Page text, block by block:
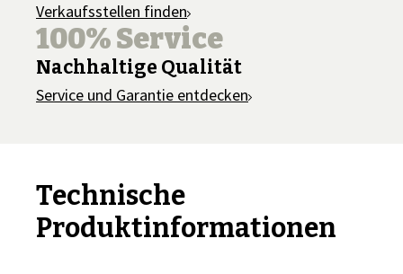
Verkaufsstellen finden
100% Service
Nachhaltige Qualität
Service und Garantie entdecken
Technische
Produktinformationen